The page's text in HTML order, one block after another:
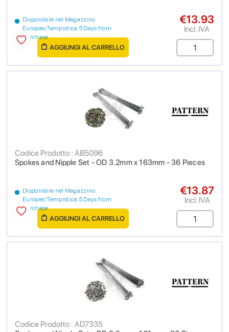
Disponibile nel Magazzino
Europeo Tempistica 5 Days from
purchase
€13.93
Incl. IVA
AGGIUNGI AL CARRELLO
Spokes and Nipple Set - OD 3.2mm x 163mm - 36 Pieces
Codice Prodotto : AB5096
Disponibile nel Magazzino
Europeo Tempistica 5 Days from
purchase
€13.87
Incl. IVA
AGGIUNGI AL CARRELLO
Codice Prodotto : AD7335